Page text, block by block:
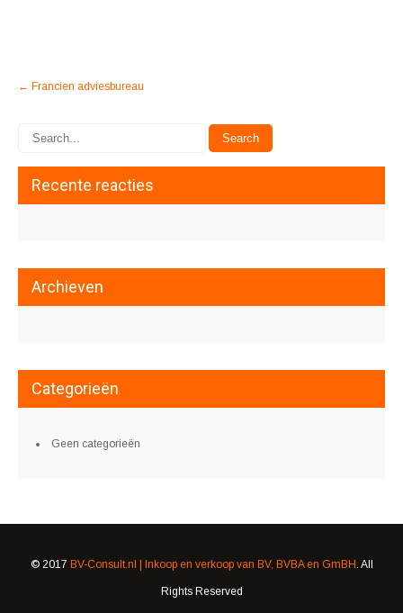
Post
← Francien adviesbureau
Recente reacties
Archieven
Categorieën
Geen categorieën
© 2017 BV-Consult.nl | Inkoop en verkoop van BV, BVBA en GmBH. All
Rights Reserved